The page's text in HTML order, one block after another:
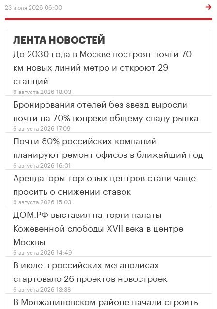
23 июля 2026 06:00
ЛЕНТА НОВОСТЕЙ
До 2030 года в Москве построят почти 70
км новых линий метро и откроют 29
станций
6 августа 2026 18:03
Бронирования отелей без звезд выросли
почти на 70% вопреки общему спаду рынка
6 августа 2026 17:09
Почти 80% российских компаний
планируют ремонт офисов в ближайший год
6 августа 2026 16:01
Арендаторы торговых центров стали чаще
просить о снижении ставок
6 августа 2026 15:03
ДОМ.РФ выставил на торги палаты
Кожевенной слободы XVII века в центре
Москвы
6 августа 2026 14:49
В июле в российских мегаполисах
стартовало 26 проектов новостроек
6 августа 2026 13:38
В Молжаниновском районе начали строить